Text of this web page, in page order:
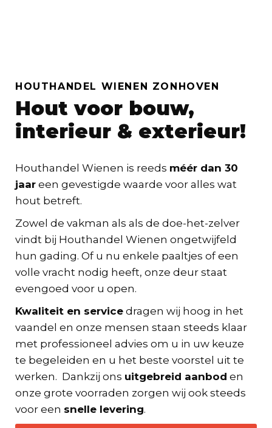
HOUTHANDEL WIENEN ZONHOVEN
Hout voor bouw,
interieur & exterieur!
Houthandel Wienen is reeds méér dan 30
jaar een gevestigde waarde voor alles wat
hout betreft.
Zowel de vakman als als de doe-het-zelver
vindt bij Houthandel Wienen ongetwijfeld
hun gading. Of u nu enkele paaltjes of een
volle vracht nodig heeft, onze deur staat
evengoed voor u open.
Kwaliteit en service dragen wij hoog in het
vaandel en onze mensen staan steeds klaar
met professioneel advies om u in uw keuze
te begeleiden en u het beste voorstel uit te
werken. Dankzij ons uitgebreid aanbod en
onze grote voorraden zorgen wij ook steeds
voor een snelle levering.